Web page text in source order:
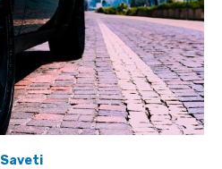
Saveti